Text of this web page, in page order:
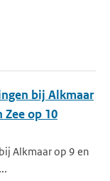
bij Alkmaar
Zee op 10
Alkmaar op 9 en